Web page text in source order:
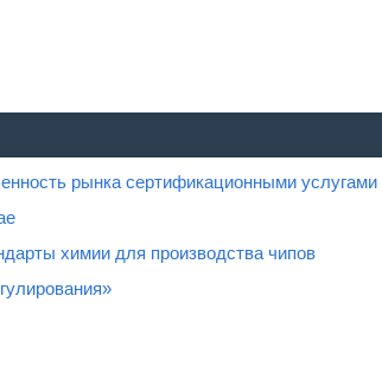
рынка сертификационными услугами
химии для производства чипов